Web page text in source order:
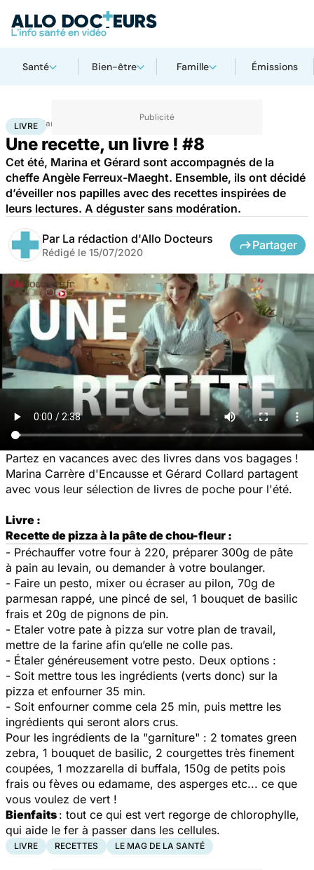
Santé Bien-être Famille Émissions
Accueil Santé
LIVRE
Une recette, un livre ! #8
Cet été, Marina et Gérard sont accompagnés de la
cheffe Angèle Ferreux-Maeght. Ensemble, ils ont décidé
d’éveiller nos papilles avec des recettes inspirées de
leurs lectures. A déguster sans modération.
Par La rédaction d'Allo Docteurs
Rédigé le 15/07/2020
Partager
Partez en vacances avec des livres dans vos bagages !
Marina Carrère d'Encausse et Gérard Collard partagent
avec vous leur sélection de livres de poche pour l'été.
Livre :
Recette de pizza à la pâte de chou-fleur :
- Préchauffer votre four à 220, préparer 300g de pâte
à pain au levain, ou demander à votre boulanger.
- Faire un pesto, mixer ou écraser au pilon, 70g de
parmesan rappé, une pincé de sel, 1 bouquet de basilic
frais et 20g de pignons de pin.
- Etaler votre pate à pizza sur votre plan de travail,
mettre de la farine afin qu’elle ne colle pas.
- Étaler généreusement votre pesto. Deux options :
- Soit mettre tous les ingrédients (verts donc) sur la
pizza et enfourner 35 min.
- Soit enfourner comme cela 25 min, puis mettre les
ingrédients qui seront alors crus.
Pour les ingrédients de la "garniture" : 2 tomates green
zebra, 1 bouquet de basilic, 2 courgettes très finement
coupées, 1 mozzarella di buffala, 150g de petits pois
frais ou fèves ou edamame, des asperges etc... ce que
vous voulez de vert !
Bienfaits : tout ce qui est vert regorge de chlorophylle,
qui aide le fer à passer dans les cellules.
LIVRE RECETTES LE MAG DE LA SANTÉ